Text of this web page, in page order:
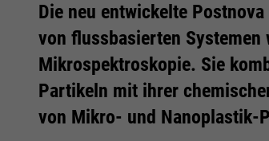
Die neu entwickelte
von flussbasierten Systemen
Mikrospektroskopie. Sie
Partikeln mit ihrer
von Mikro- und Nanoplastik-